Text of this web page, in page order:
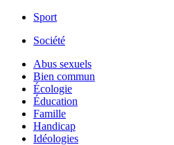
Sport
Société
Abus sexuels
Bien commun
Écologie
Éducation
Famille
Handicap
Idéologies